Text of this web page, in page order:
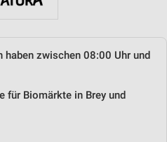
haben zwischen 08:00 Uhr und
für Biomärkte in Brey und